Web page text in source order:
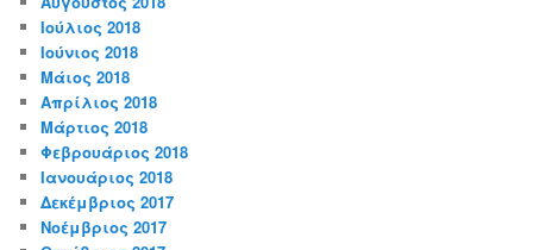
Ιούλιος 2018
Ιούνιος 2018
Μάιος 2018
Απρίλιος 2018
Μάρτιος 2018
Φεβρουάριος 2018
Ιανουάριος 2018
Δεκέμβριος 2017
Νοέμβριος 2017